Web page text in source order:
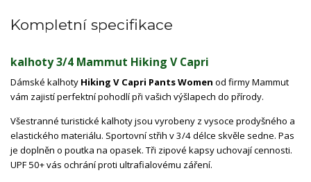
Kompletní specifikace
kalhoty 3/4 Mammut Hiking V Capri
Dámské kalhoty Hiking V Capri Pants Women od firmy Mammut
vám zajistí perfektní pohodlí při vašich výšlapech do přírody.
Všestranné turistické kalhoty jsou vyrobeny z vysoce prodyšného a
elastického materiálu. Sportovní střih v 3/4 délce skvěle sedne. Pas
je doplněn o poutka na opasek. Tři zipové kapsy uchovají cennosti.
UPF 50+ vás ochrání proti ultrafialovému záření.